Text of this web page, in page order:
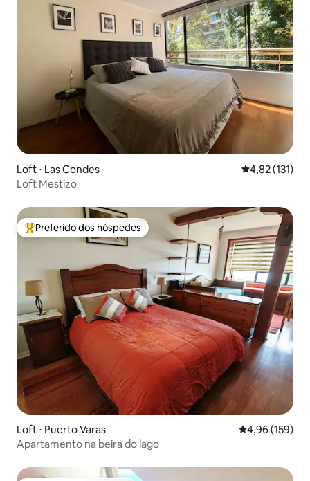
Loft ⋅ Las Condes 4,82 de uma
4,82 (131)
Loft Mestizo
Entre os melhores preferidos dos hóspedes
Preferido dos hóspedes
Loft ⋅ Puerto Varas 4,96 de uma
4,96 (159)
Apartamento na beira do lago